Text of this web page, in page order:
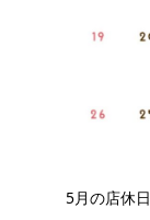
5月の店休日